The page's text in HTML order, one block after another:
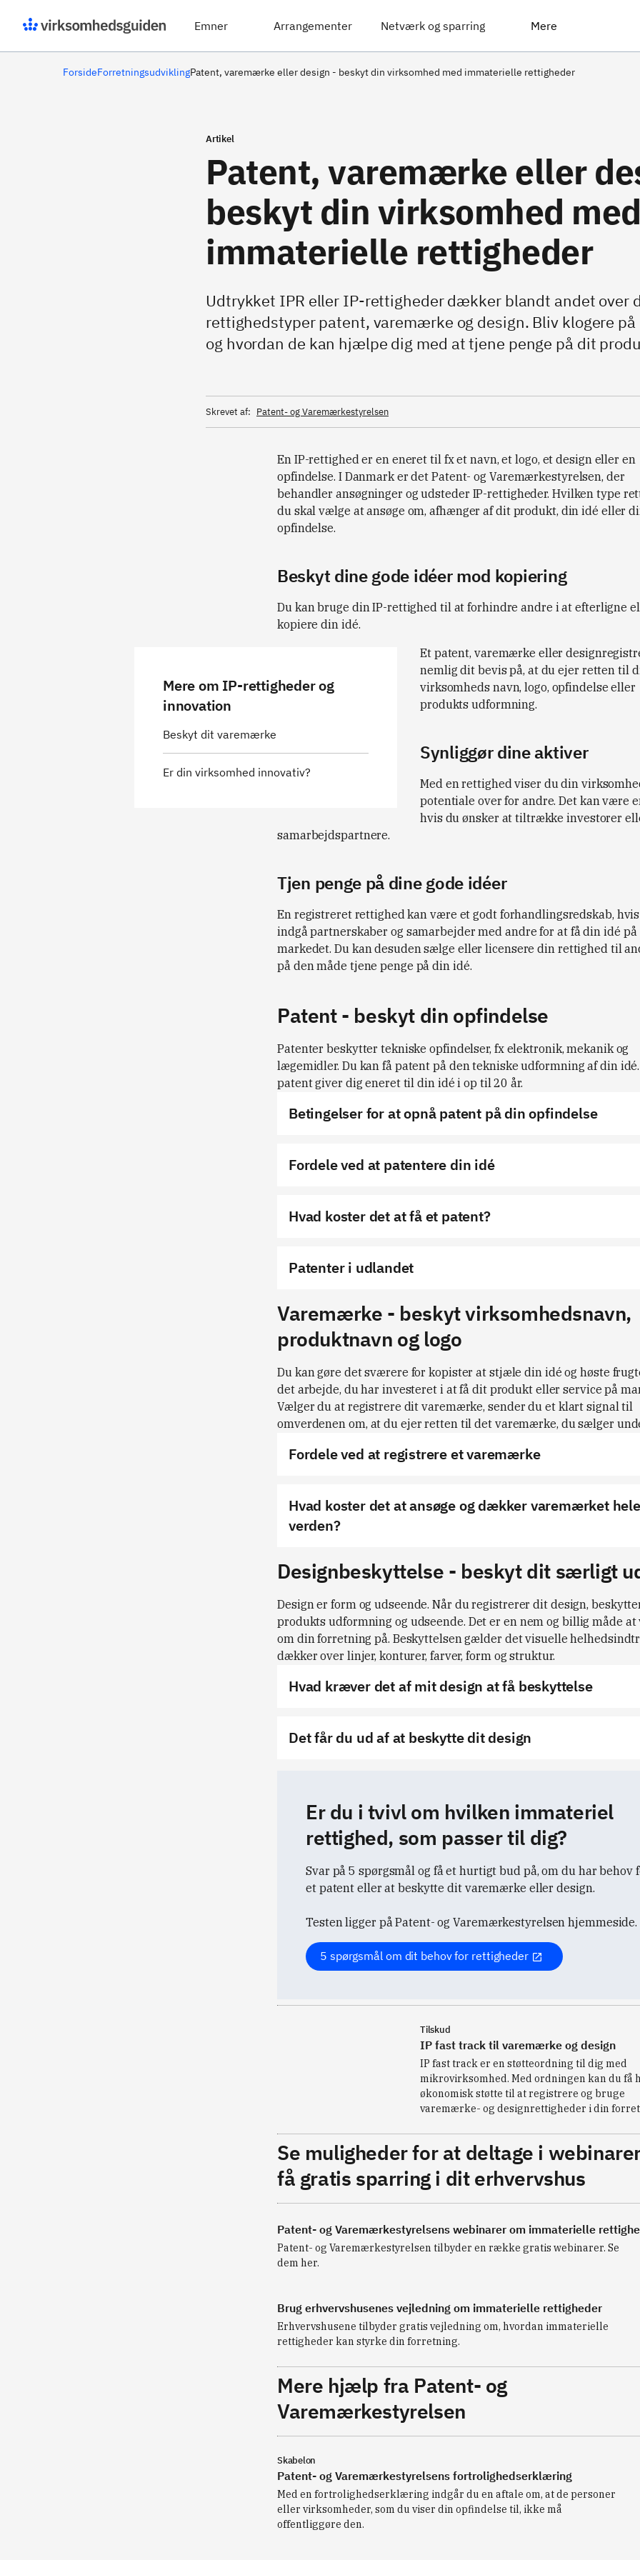
Emner Arrangementer Netværk og sparring Mere
ForsideForretningsudviklingPatent, varemærke eller design - beskyt din virksomhed med immaterielle rettigheder
Artikel
Patent, varemærke eller
beskyt din virksomhed
immaterielle rettigheder
Udtrykket IPR eller IP-rettigheder dækker blandt andet over
rettighedstyper patent, varemærke og design. Bliv klogere
og hvordan de kan hjælpe dig med at tjene penge på dit
Skrevet af: Patent- og Varemærkestyrelsen
En IP-rettighed er en eneret til fx et navn, et logo, et design eller en
opfindelse. I Danmark er det Patent- og Varemærkestyrelsen, der
behandler ansøgninger og udsteder IP-rettigheder. Hvilken type
du skal vælge at ansøge om, afhænger af dit produkt, din idé eller
opfindelse.
Beskyt dine gode idéer mod kopiering
Du kan bruge din IP-rettighed til at forhindre andre i at efterligne
kopiere din idé.
Mere om IP-rettigheder og
innovation
Beskyt dit varemærke
Er din virksomhed innovativ?
Et patent, varemærke eller
nemlig dit bevis på, at du ejer retten til
virksomheds navn, logo, opfindelse eller
produkts udformning.
Synliggør dine aktiver
Med en rettighed viser du din
potentiale over for andre. Det kan være
hvis du ønsker at tiltrække investorer
samarbejdspartnere.
Tjen penge på dine gode idéer
En registreret rettighed kan være et godt forhandlingsredskab,
indgå partnerskaber og samarbejder med andre for at få din idé på
markedet. Du kan desuden sælge eller licensere din rettighed til
på den måde tjene penge på din idé.
Patent - beskyt din opfindelse
Patenter beskytter tekniske opfindelser, fx elektronik, mekanik og
lægemidler. Du kan få patent på den tekniske udformning af din
patent giver dig eneret til din idé i op til 20 år.
Betingelser for at opnå patent på din opfindelse
Fordele ved at patentere din idé
Hvad koster det at få et patent?
Patenter i udlandet
Varemærke - beskyt virksomhedsnavn,
produktnavn og logo
Du kan gøre det sværere for kopister at stjæle din idé og høste
det arbejde, du har investeret i at få dit produkt eller service på
Vælger du at registrere dit varemærke, sender du et klart signal til
omverdenen om, at du ejer retten til det varemærke, du sælger
Fordele ved at registrere et varemærke
Hvad koster det at ansøge og dækker varemærket hele
verden?
Designbeskyttelse - beskyt dit særligt
Design er form og udseende. Når du registrerer dit design,
produkts udformning og udseende. Det er en nem og billig måde
om din forretning på. Beskyttelsen gælder det visuelle
dækker over linjer, konturer, farver, form og struktur.
Hvad kræver det af mit design at få beskyttelse
Det får du ud af at beskytte dit design
Er du i tvivl om hvilken immateriel
rettighed, som passer til dig?
Svar på 5 spørgsmål og få et hurtigt bud på, om du har behov
et patent eller at beskytte dit varemærke eller design.
Testen ligger på Patent- og Varemærkestyrelsen hjemmeside.
5 spørgsmål om dit behov for rettigheder
Tilskud
IP fast track til varemærke og design
IP fast track er en støtteordning til dig med
mikrovirksomhed. Med ordningen kan du få
økonomisk støtte til at registrere og bruge
varemærke- og designrettigheder i din
Se muligheder for at deltage i
få gratis sparring i dit erhvervshus
Patent- og Varemærkestyrelsens webinarer om immaterielle
Patent- og Varemærkestyrelsen tilbyder en række gratis webinarer. Se
dem her.
Brug erhvervshusenes vejledning om immaterielle rettigheder
Erhvervshusene tilbyder gratis vejledning om, hvordan immaterielle
rettigheder kan styrke din forretning.
Mere hjælp fra Patent- og
Varemærkestyrelsen
Skabelon
Patent- og Varemærkestyrelsens fortrolighedserklæring
Med en fortrolighedserklæring indgår du en aftale om, at de personer
eller virksomheder, som du viser din opfindelse til, ikke må
offentliggøre den.